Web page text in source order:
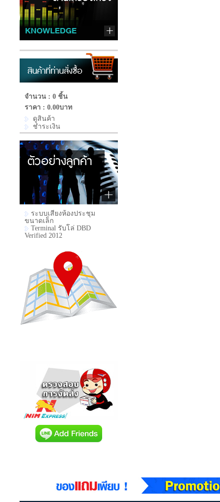
จำนวน : 0 ชิ้น
ราคา : 0.00บาท
ดูสินค้า
ชำระเงิน
ระบบเสียงห้องประชุม
ขนาดเล็ก
Terminal รับโล่ DBD
Verified 2012